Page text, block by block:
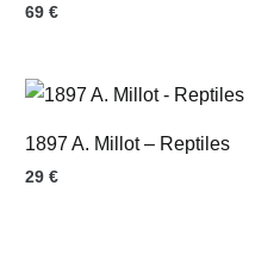
69 €
1897 A. Millot – Reptiles
29 €